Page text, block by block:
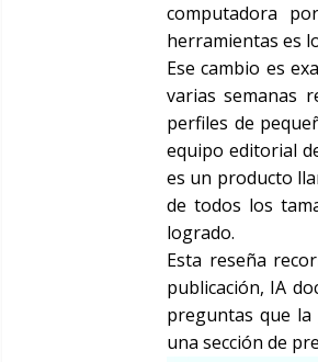
computadora
herramientas es
Ese cambio es
varias semanas
perfiles de
equipo editorial
es un producto
de todos los
logrado.
Esta reseña
publicación, IA
preguntas que
una sección de